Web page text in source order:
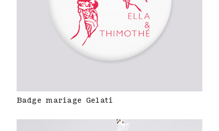
Badge mariage Gelati